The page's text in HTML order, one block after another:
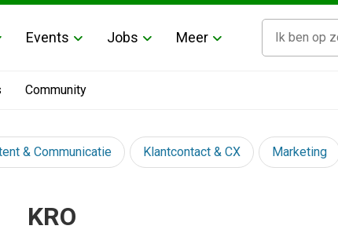
Events Jobs Meer
Community
& Communicatie Klantcontact & CX Marketing
KRO